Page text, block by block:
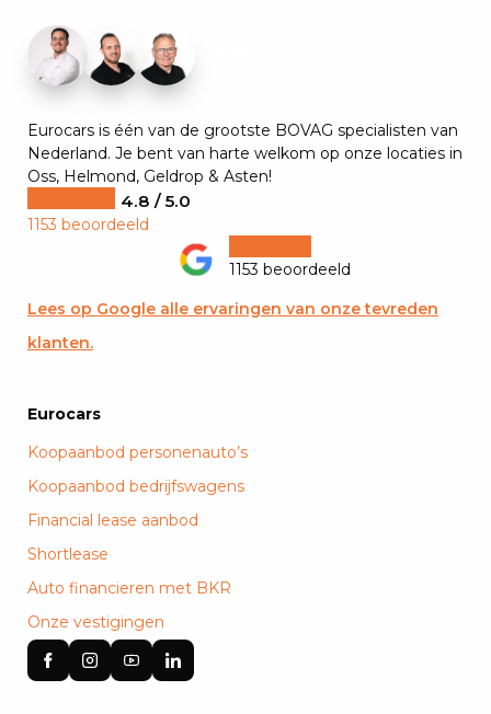
Eurocars is één van de grootste BOVAG specialisten van
Nederland. Je bent van harte welkom op onze locaties in
Oss, Helmond, Geldrop & Asten!
4.8 / 5.0
1153 beoordeeld
1153 beoordeeld
Lees op Google alle ervaringen van onze tevreden
klanten.
Eurocars
Koopaanbod personenauto’s
Koopaanbod bedrijfswagens
Financial lease aanbod
Shortlease
Auto financieren met BKR
Onze vestigingen